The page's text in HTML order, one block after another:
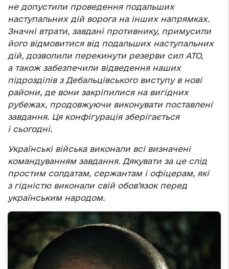
не допустили проведення подальших
наступальних дій ворога на інших напрямках.
Значні втрати, завдані противнику, примусили
його відмовитися від подальших наступальних
дій, дозволили перекинути резерви сил АТО,
а також забезпечили відведення наших
підрозділів з Дебальцівського виступу в нові
райони, де вони закріпилися на вигідних
рубежах, продовжуючи виконувати поставлені
завдання. Ця конфігурація зберігається
і сьогодні.
Українські війська виконали всі визначені
командуванням завдання. Дякувати за це слід
простим солдатам, сержантам і офіцерам, які
з гідністю виконали свій обов’язок перед
українським народом.